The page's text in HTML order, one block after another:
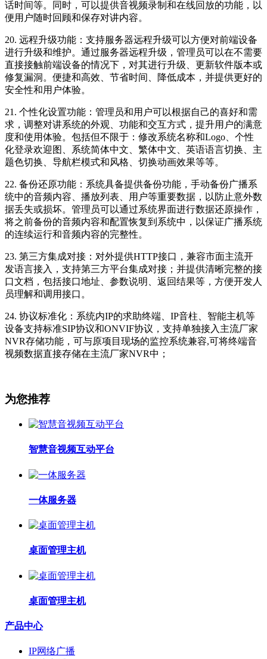
话时间等。同时，可以提供音视频录制和在线回放的功能，以
便用户随时回顾和保存对讲内容。
20. 远程升级功能：支持服务器远程升级可以方便对前端设备
进行升级和维护。通过服务器远程升级，管理员可以在不需要
直接接触前端设备的情况下，对其进行升级、更新软件版本或
修复漏洞。便捷和高效、节省时间、降低成本，并提供更好的
安全性和用户体验。
21. 个性化设置功能：管理员和用户可以根据自己的喜好和需
求，调整对讲系统的外观、功能和交互方式，提升用户的满意
度和使用体验。包括但不限于：修改系统名称和Logo、个性
化登录欢迎图、系统简体中文、繁体中文、英语语言切换、主
题色切换、导航栏模式和风格、切换动画效果等等。
22. 备份还原功能：系统具备提供备份功能，手动备份广播系
统中的音频内容、播放列表、用户等重要数据，以防止意外数
据丢失或损坏。管理员可以通过系统界面进行数据还原操作，
将之前备份的音频内容和配置恢复到系统中，以保证广播系统
的连续运行和音频内容的完整性。
23. 第三方集成对接：对外提供HTTP接口，兼容市面主流开
发语言接入，支持第三方平台集成对接；并提供清晰完整的接
口文档，包括接口地址、参数说明、返回结果等，方便开发人
员理解和调用接口。
24. 协议标准化：系统内IP的求助终端、IP音柱、智能主机等
设备支持标准SIP协议和ONVIF协议，支持单独接入主流厂家
NVR存储功能，可与原项目现场的监控系统兼容,可将终端音
视频数据直接存储在主流厂家NVR中；
为您推荐
智慧音视频互动平台
一体服务器
桌面管理主机
桌面管理主机
产品中心
IP网络广播